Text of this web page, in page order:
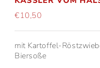
€10,50
mit Kartoffel-
Biersoße